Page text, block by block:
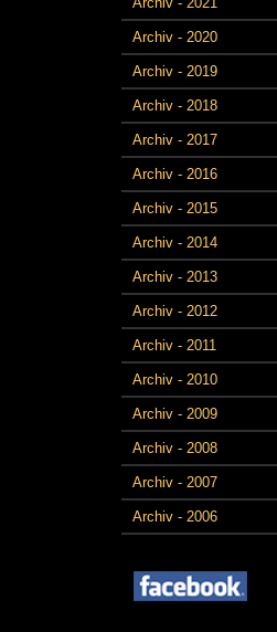
Archiv - 2020
Archiv - 2019
Archiv - 2018
Archiv - 2017
Archiv - 2016
Archiv - 2015
Archiv - 2014
Archiv - 2013
Archiv - 2012
Archiv - 2011
Archiv - 2010
Archiv - 2009
Archiv - 2008
Archiv - 2007
Archiv - 2006